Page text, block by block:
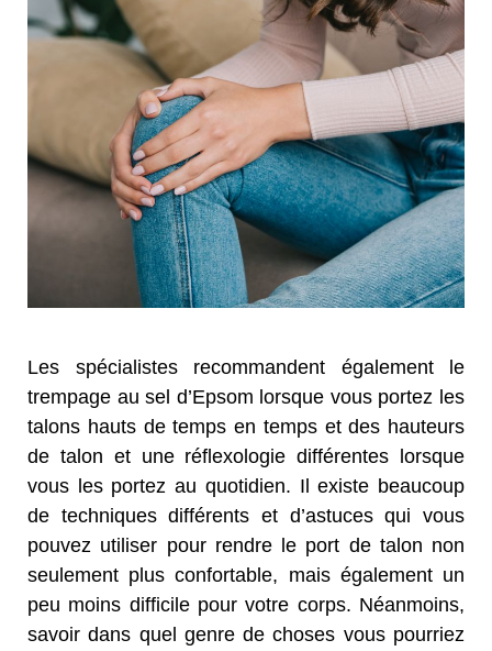
Les spécialistes recommandent également le
trempage au sel d’Epsom lorsque vous portez les
talons hauts de temps en temps et des hauteurs
de talon et une réflexologie différentes lorsque
vous les portez au quotidien. Il existe beaucoup
de techniques différents et d’astuces qui vous
pouvez utiliser pour rendre le port de talon non
seulement plus confortable, mais également un
peu moins difficile pour votre corps. Néanmoins,
savoir dans quel genre de choses vous pourriez